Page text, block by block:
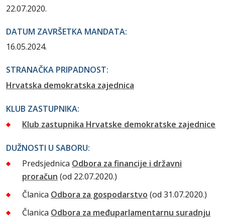
22.07.2020.
DATUM ZAVRŠETKA MANDATA:
16.05.2024.
STRANAČKA PRIPADNOST:
Hrvatska demokratska zajednica
KLUB ZASTUPNIKA:
Klub zastupnika Hrvatske demokratske zajednice
DUŽNOSTI U SABORU:
Predsjednica Odbora za financije i državni
proračun (od 22.07.2020.)
Članica Odbora za gospodarstvo (od 31.07.2020.)
Članica Odbora za međuparlamentarnu suradnju